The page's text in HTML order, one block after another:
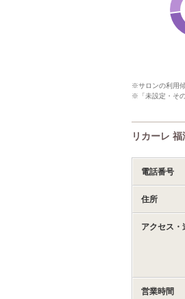
※サロンの利用
※「未設定・そ
リカーレ
電話番号
住所
アクセス・
営業時間